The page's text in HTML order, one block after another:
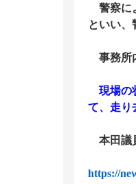
警察に
といい、
事務所
現場の
て、走り
本田議
https://